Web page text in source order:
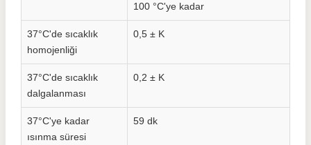
100 °C'ye kadar
37°C'de sıcaklık
homojenliği
0,5 ± K
37°C'de sıcaklık
dalgalanması
0,2 ± K
37°C'ye kadar
ısınma süresi
59 dk